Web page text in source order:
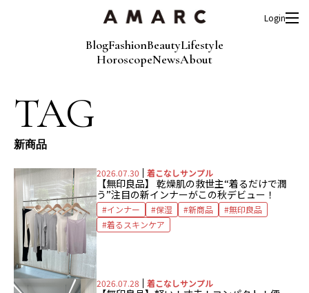
BlogFashionBeautyLifestyle
HoroscopeNewsAbout
Login
TAG
新商品
2026.07.30 着こなしサンプル
【無印良品】 乾燥肌の救世主“着るだけで潤
う”注目の新インナーがこの秋デビュー！
インナー 保湿 新商品
無印良品
着るスキンケア
2026.07.28 着こなしサンプル